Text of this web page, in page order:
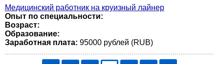
Медицинский работник на круизный лайнер
Опыт по специальности:
Возраст:
Образование:
Заработная плата: 95000 рублей (RUB)